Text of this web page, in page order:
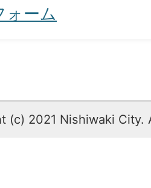
ォーム
(c) 2021 Nishiwaki City.